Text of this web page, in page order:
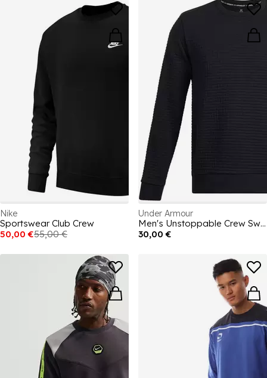
Nike
Sportswear Club Crew
50,00 €55,00 €
Under Armour
Men's Unstoppable Crew Sweatshirt
30,00 €